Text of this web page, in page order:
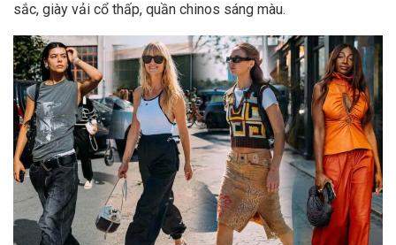
sắc, giày vải cổ thấp, quần chinos sáng màu.